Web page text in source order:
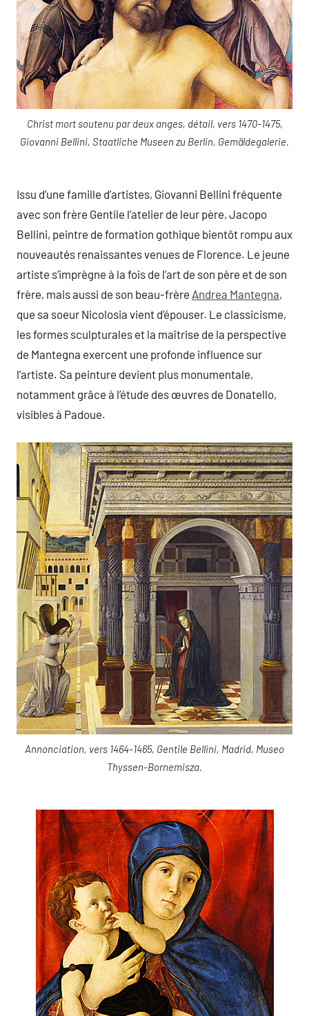
Christ mort soutenu par deux anges, détail, vers 1470-1475,
Giovanni Bellini, Staatliche Museen zu Berlin, Gemäldegalerie.
Issu d’une famille d’artistes, Giovanni Bellini fréquente
avec son frère Gentile l’atelier de leur père, Jacopo
Bellini, peintre de formation gothique bientôt rompu aux
nouveautés renaissantes venues de Florence. Le jeune
artiste s’imprègne à la fois de l’art de son père et de son
frère, mais aussi de son beau-frère Andrea Mantegna,
que sa soeur Nicolosia vient d’épouser. Le classicisme,
les formes sculpturales et la maîtrise de la perspective
de Mantegna exercent une profonde influence sur
l’artiste. Sa peinture devient plus monumentale,
notamment grâce à l’étude des œuvres de Donatello,
visibles à Padoue.
Annonciation, vers 1464-1465, Gentile Bellini, Madrid, Museo
Thyssen-Bornemisza.